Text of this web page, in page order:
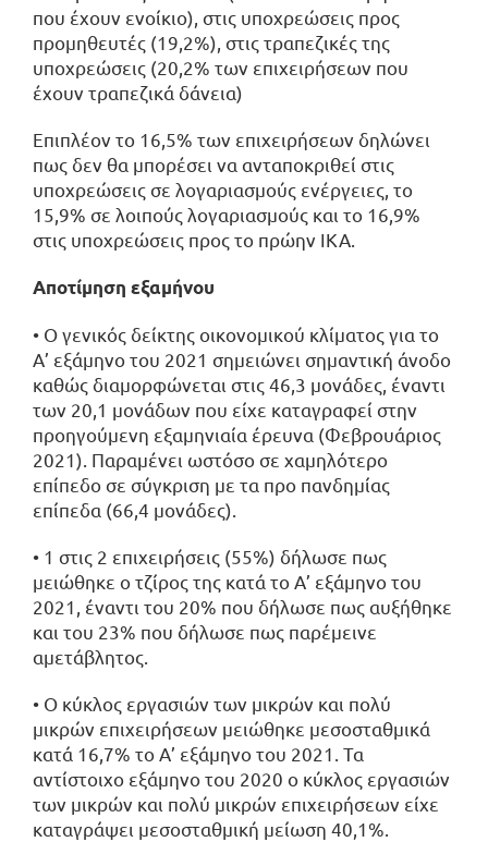
που έχουν ενοίκιο), στις υποχρεώσεις προς
προμηθευτές (19,2%), στις τραπεζικές της
υποχρεώσεις (20,2% των επιχειρήσεων που
έχουν τραπεζικά δάνεια)
Επιπλέον το 16,5% των επιχειρήσεων δηλώνει
πως δεν θα μπορέσει να ανταποκριθεί στις
υποχρεώσεις σε λογαριασμούς ενέργειες, το
15,9% σε λοιπούς λογαριασμούς και το 16,9%
στις υποχρεώσεις προς το πρώην ΙΚΑ.
Αποτίμηση εξαμήνου
• Ο γενικός δείκτης οικονομικού κλίματος για το
Α’ εξάμηνο του 2021 σημειώνει σημαντική άνοδο
καθώς διαμορφώνεται στις 46,3 μονάδες, έναντι
των 20,1 μονάδων που είχε καταγραφεί στην
προηγούμενη εξαμηνιαία έρευνα (Φεβρουάριος
2021). Παραμένει ωστόσο σε χαμηλότερο
επίπεδο σε σύγκριση με τα προ πανδημίας
επίπεδα (66,4 μονάδες).
• 1 στις 2 επιχειρήσεις (55%) δήλωσε πως
μειώθηκε ο τζίρος της κατά το Α’ εξάμηνο του
2021, έναντι του 20% που δήλωσε πως αυξήθηκε
και του 23% που δήλωσε πως παρέμεινε
αμετάβλητος.
• Ο κύκλος εργασιών των μικρών και πολύ
μικρών επιχειρήσεων μειώθηκε μεσοσταθμικά
κατά 16,7% το Α’ εξάμηνο του 2021. Τα
αντίστοιχο εξάμηνο του 2020 ο κύκλος εργασιών
των μικρών και πολύ μικρών επιχειρήσεων είχε
καταγράψει μεσοσταθμική μείωση 40,1%.